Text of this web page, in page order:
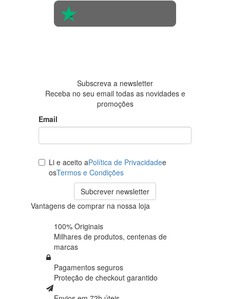
Subscreva a newsletter
Receba no seu email todas as novidades e
promoções
Email
Li e aceito aPolítica de Privacidadee
osTermos e Condições
Subcrever newsletter
Vantagens de comprar na nossa loja
100% Originais
Milhares de produtos, centenas de
marcas
Pagamentos seguros
Proteção de checkout garantido